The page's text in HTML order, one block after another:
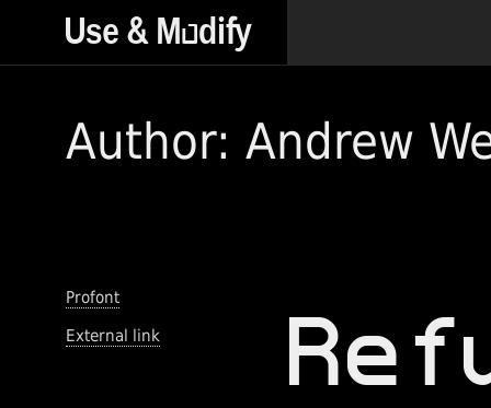
Author: Andrew
Profont
External link